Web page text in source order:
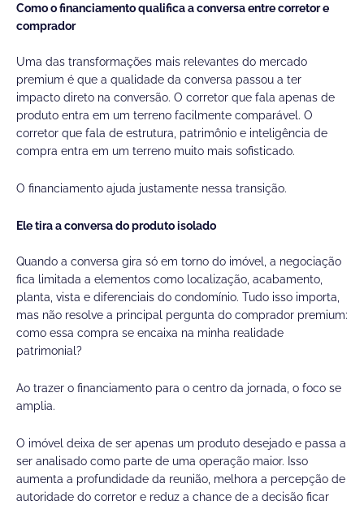
Como o financiamento qualifica a conversa entre corretor e
comprador
Uma das transformações mais relevantes do mercado
premium é que a qualidade da conversa passou a ter
impacto direto na conversão. O corretor que fala apenas de
produto entra em um terreno facilmente comparável. O
corretor que fala de estrutura, patrimônio e inteligência de
compra entra em um terreno muito mais sofisticado.
O financiamento ajuda justamente nessa transição.
Ele tira a conversa do produto isolado
Quando a conversa gira só em torno do imóvel, a negociação
fica limitada a elementos como localização, acabamento,
planta, vista e diferenciais do condomínio. Tudo isso importa,
mas não resolve a principal pergunta do comprador premium:
como essa compra se encaixa na minha realidade
patrimonial?
Ao trazer o financiamento para o centro da jornada, o foco se
amplia.
O imóvel deixa de ser apenas um produto desejado e passa a
ser analisado como parte de uma operação maior. Isso
aumenta a profundidade da reunião, melhora a percepção de
autoridade do corretor e reduz a chance de a decisão ficar